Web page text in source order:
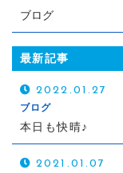
ブログ
最新記事
2022.01.27
ブログ
本日も快晴♪
2021.01.07